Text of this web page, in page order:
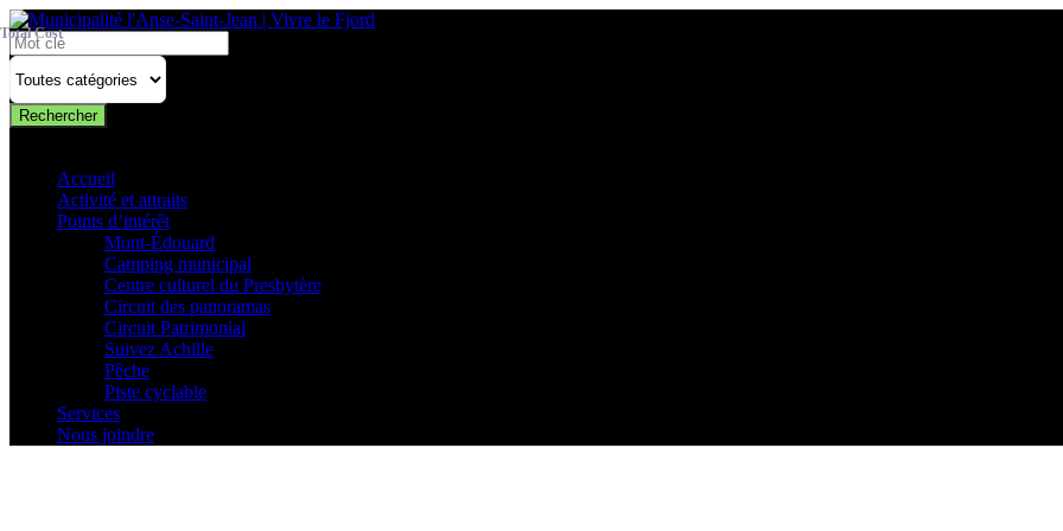
Rechercher
Accueil
Activité et attraits
Points d’intérêt
Mont-Édouard
Camping municipal
Centre culturel du Presbytère
Circuit des panoramas
Circuit Patrimonial
Suivez Achille
Pêche
Piste cyclable
Services
Nous joindre
Total Cost